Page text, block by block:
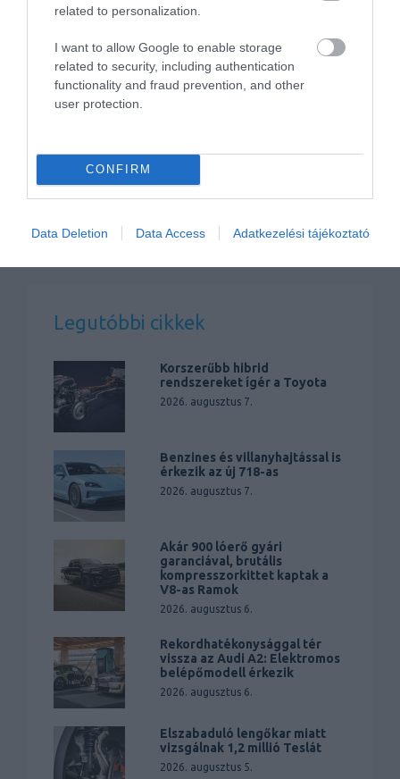
related to personalization.
I want to allow Google to enable storage
related to security, including authentication
functionality and fraud prevention, and other
user protection.
CONFIRM
Data Deletion Data Access Adatkezelési tájékoztató
Átszervezi a Nissan az európai
Legutóbbi cikkek
Korszerűbb hibrid
rendszereket ígér a Toyota
2026. augusztus 7.
Benzines és villanyhajtással is
érkezik az új 718-as
2026. augusztus 7.
Akár 900 lóerő gyári
garanciával, brutális
kompresszorkittet kaptak a
V8-as Ramok
2026. augusztus 6.
Rekordhatékonysággal tér
vissza az Audi A2: Elektromos
belépőmodell érkezik
2026. augusztus 6.
Elszabaduló lengőkar miatt
vizsgálnak 1,2 millió Teslát
2026. augusztus 5.